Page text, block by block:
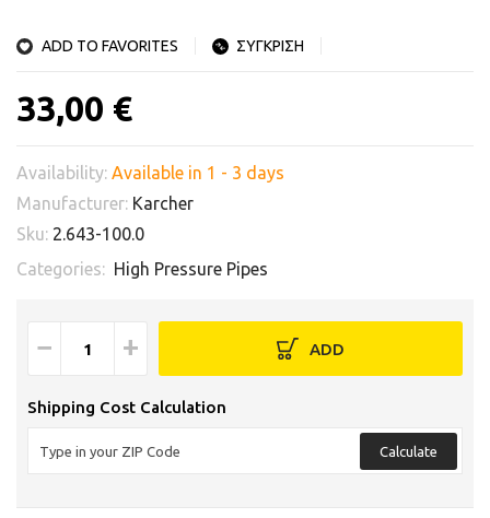
ADD TO FAVORITES ΣΥΓΚΡΙΣΗ
33,00 €
Availability: Available in 1 - 3 days
Manufacturer: Karcher
Sku: 2.643-100.0
Categories: High Pressure Pipes
− + ADD
Shipping Cost Calculation
Calculate